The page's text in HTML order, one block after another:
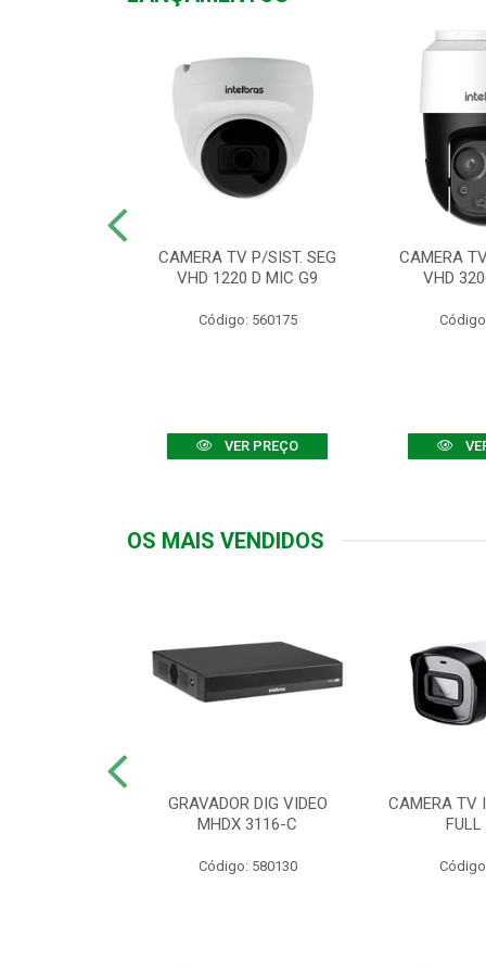
CAMERA TV P/SIST. SEG
VHD 1220 D MIC G9
Código: 560175
VER PREÇO
CAMERA
VHD
OS MAIS VENDIDOS
GRAVADOR DIG VIDEO
MHDX 3116-C
Código: 580130
CAMERA TV
FULL